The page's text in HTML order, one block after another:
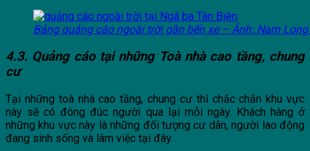
Bảng quảng cáo ngoài trời gần bến xe – Ảnh: Nam
4.3. Quảng cáo tại những Toà nhà cao tầng, chung
cư
Tại những toà nhà cao tầng, chung cư thì chắc chắn khu vực
này sẽ có đông đúc người qua lại mỗi ngày. Khách hàng ở
những khu vực này là những đối tượng cư dân, người lao động
đang sinh sống và làm việc tại đây.